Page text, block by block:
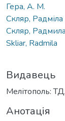
Гера, А. М.
Скляр, Радміла
Скляр,
Skliar, Radmila
Видавець
Мелітополь:
Анотація